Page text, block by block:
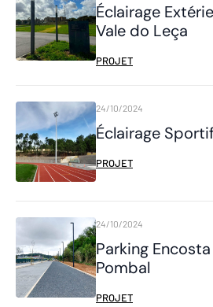
Éclairage
Vale do Leça
PROJET
Éclairage
24/10/2024
PROJET
Parking
Pombal
24/10/2024
PROJET